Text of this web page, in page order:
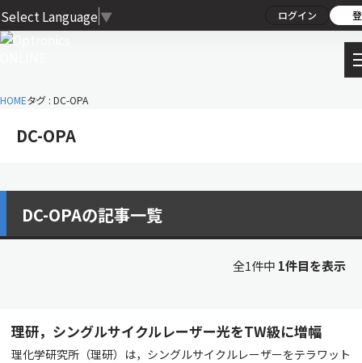
Select Language ▼ ログイン
HOMEタグ : DC-OPA
DC-OPA
DC-OPAの記事一覧
全1件中 1件目を表示
理研，シングルサイクルレーザー光をTW級に増幅
理化学研究所（理研）は，シングルサイクルレーザーをテラワット